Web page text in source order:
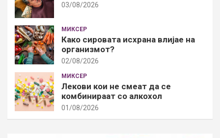
03/08/2026
МИКСЕР
Како сировата исхрана влијае на
организмот?
02/08/2026
МИКСЕР
Лекови кои не смеат да се
комбинираат со алкохол
01/08/2026